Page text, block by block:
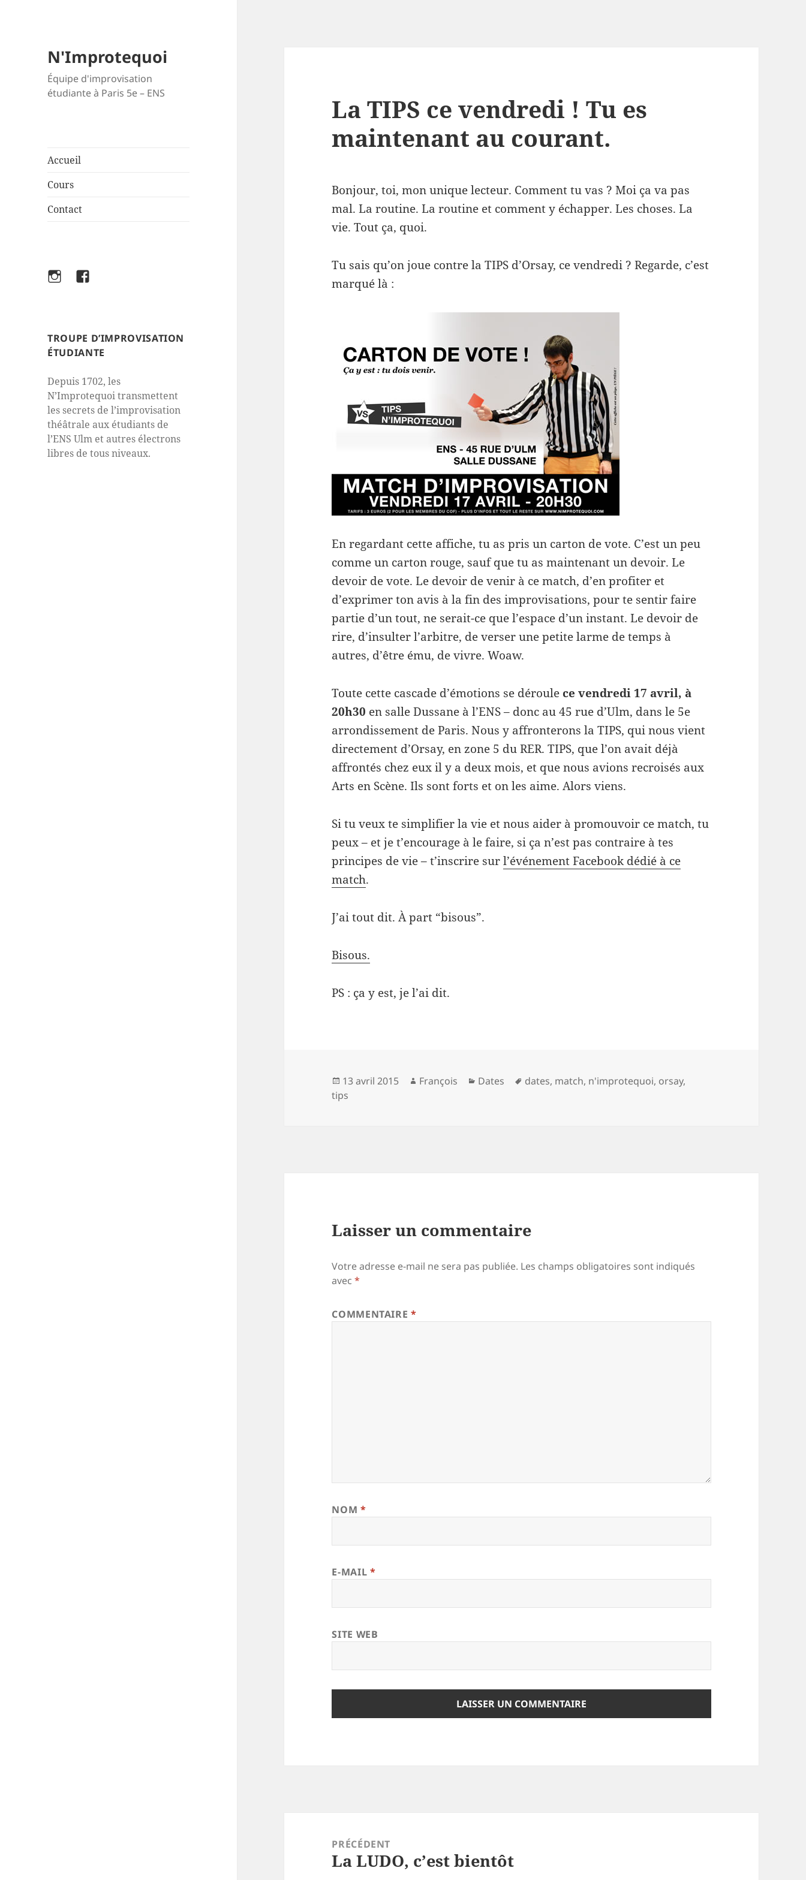
N'Improtequoi
Équipe d'improvisation
étudiante à Paris 5e – ENS
Accueil
Cours
Contact
InstagramFacebook
TROUPE D’IMPROVISATION
ÉTUDIANTE
Depuis 1702, les
N’Improtequoi transmettent
les secrets de l’improvisation
théâtrale aux étudiants de
l’ENS Ulm et autres électrons
libres de tous niveaux.
La TIPS ce vendredi ! Tu es
maintenant au courant.
Bonjour, toi, mon unique lecteur. Comment tu vas ? Moi ça va pas
mal. La routine. La routine et comment y échapper. Les choses. La
vie. Tout ça, quoi.
Tu sais qu’on joue contre la TIPS d’Orsay, ce vendredi ? Regarde, c’est
marqué là :
En regardant cette affiche, tu as pris un carton de vote. C’est un peu
comme un carton rouge, sauf que tu as maintenant un devoir. Le
devoir de vote. Le devoir de venir à ce match, d’en profiter et
d’exprimer ton avis à la fin des improvisations, pour te sentir faire
partie d’un tout, ne serait-ce que l’espace d’un instant. Le devoir de
rire, d’insulter l’arbitre, de verser une petite larme de temps à
autres, d’être ému, de vivre. Woaw.
Toute cette cascade d’émotions se déroule ce vendredi 17 avril, à
20h30 en salle Dussane à l’ENS – donc au 45 rue d’Ulm, dans le 5e
arrondissement de Paris. Nous y affronterons la TIPS, qui nous vient
directement d’Orsay, en zone 5 du RER. TIPS, que l’on avait déjà
affrontés chez eux il y a deux mois, et que nous avions recroisés aux
Arts en Scène. Ils sont forts et on les aime. Alors viens.
Si tu veux te simplifier la vie et nous aider à promouvoir ce match, tu
peux – et je t’encourage à le faire, si ça n’est pas contraire à tes
principes de vie – t’inscrire surl’événement Facebook dédié à ce
match.
J’ai tout dit. À part “bisous”.
Bisous.
PS : ça y est, je l’ai dit.
Publié
le
13 avril 2015 Auteur
François Catégories
Dates
Mots-
dates, match, n'improtequoi, orsay,
tips
Laisser un commentaire
Votre adresse e-mail ne sera pas publiée. Les champs obligatoires sont indiqués
avec*
COMMENTAIRE*
NOM *
E-MAIL *
SITE WEB
PRÉCÉDENT
Article
La LUDO, c’est bientôt